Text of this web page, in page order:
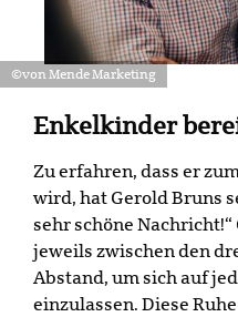
Enkelkinder
Zu erfahren, dass er
wird, hat Gerold Bruns
sehr schöne
jeweils zwischen den
Abstand, um sich auf
einzulassen. Diese
©von Mende Marketing